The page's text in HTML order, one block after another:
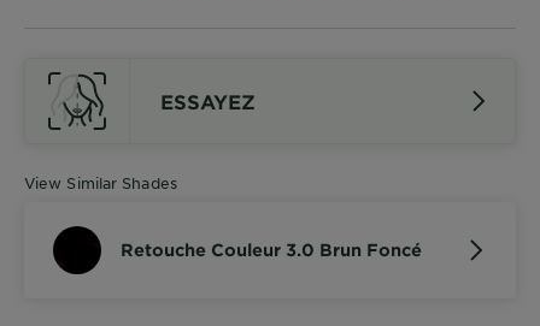
ESSAYEZ
View Similar Shades
Retouche Couleur 3.0 Brun Foncé